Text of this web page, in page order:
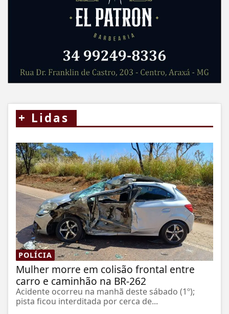
+ Lidas
POLÍCIA
Mulher morre em colisão frontal entre
carro e caminhão na BR-262
Acidente ocorreu na manhã deste sábado (1º);
pista ficou interditada por cerca de...